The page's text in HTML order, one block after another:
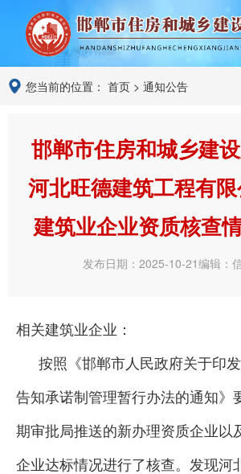
您当前的位置： 首页 > 通知公告
邯郸市住房和城乡建
河北旺德建筑工程有
建筑业企业资质核查
发布日期：2025-10-21编辑：
相关建筑业企业：
按照《邯郸市人民政府关于印
告知承诺制管理暂行办法的通知》
期审批局推送的新办理资质企业以
企业达标情况进行了核查。发现河